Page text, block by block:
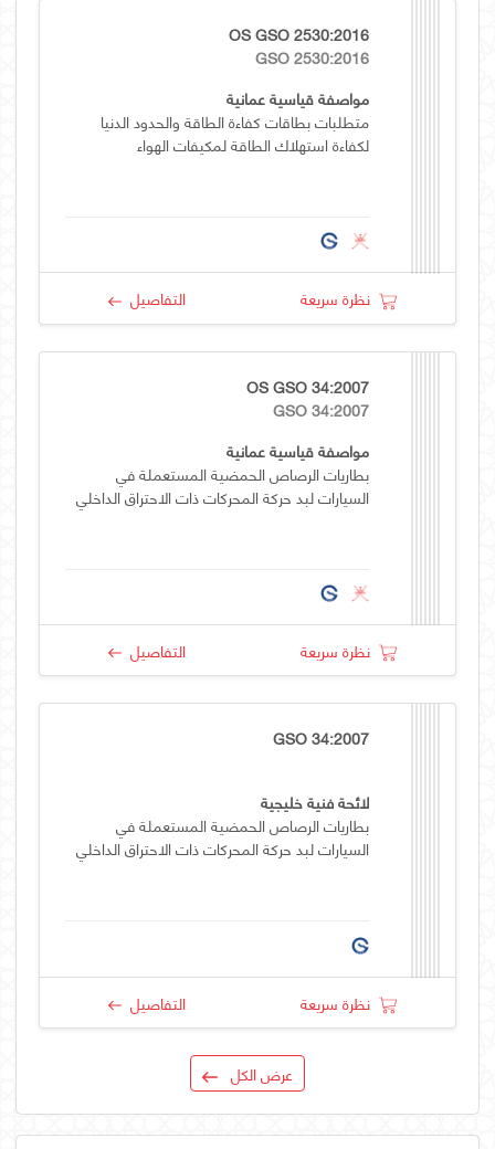
OS GSO 2530:2016
GSO 2530:2016
مواصفة قياسية عمانية
متطلبات بطاقات كفاءة الطاقة والحدود الدنيا
لكفاءة استهلاك الطاقة لمكيفات الهواء
نظرة سريعة التفاصيل
OS GSO 34:2007
GSO 34:2007
مواصفة قياسية عمانية
بطاريات الرصاص الحمضية المستعملة في
السيارات لبد حركة المحركات ذات الاحتراق الداخلي
نظرة سريعة التفاصيل
GSO 34:2007
لائحة فنية خليجية
بطاريات الرصاص الحمضية المستعملة في
السيارات لبد حركة المحركات ذات الاحتراق الداخلي
نظرة سريعة التفاصيل
عرض الكل